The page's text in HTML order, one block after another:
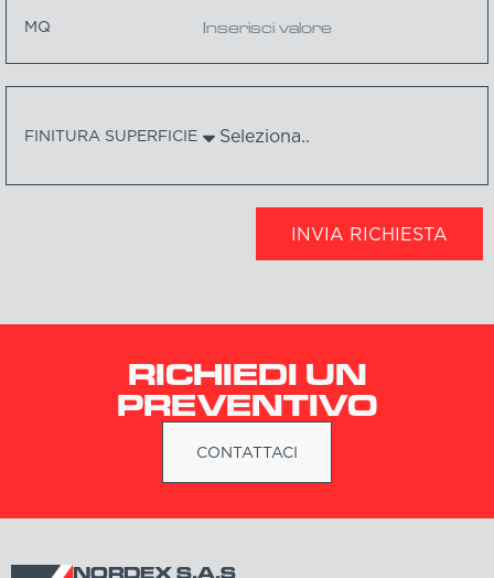
MQ
FINITURA SUPERFICIE
INVIA RICHIESTA
RICHIEDI UN
PREVENTIVO
CONTATTACI
NORDEX S.A.S